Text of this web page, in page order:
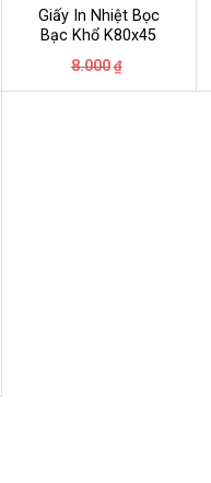
Giấy In Nhiệt Bọc
Bạc Khổ K80x45
8.000 ₫
là:
tại